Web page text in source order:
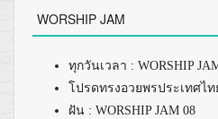
WORSHIP JAM
ทุกวันเวลา : WORSHIP
โปรดทรงอวยพรประเทศไท
ฝัน : WORSHIP JAM 08